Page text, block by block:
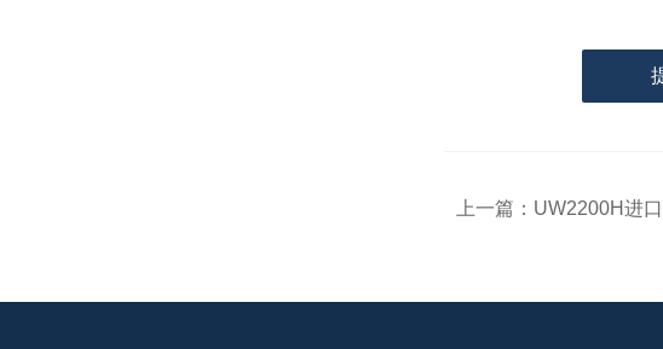
输入计算
上一篇： UW2200H进